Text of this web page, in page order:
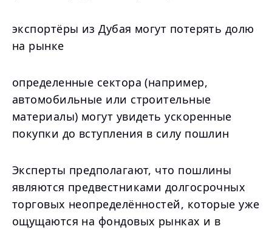
экспортёры из Дубая могут потерять долю
на рынке
определенные сектора (например,
автомобильные или строительные
материалы) могут увидеть ускоренные
покупки до вступления в силу пошлин
Эксперты предполагают, что пошлины
являются предвестниками долгосрочных
торговых неопределённостей, которые уже
ощущаются на фондовых рынках и в